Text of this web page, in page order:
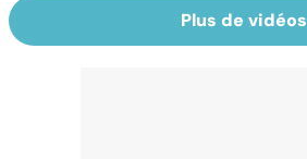
Plus de vidéos